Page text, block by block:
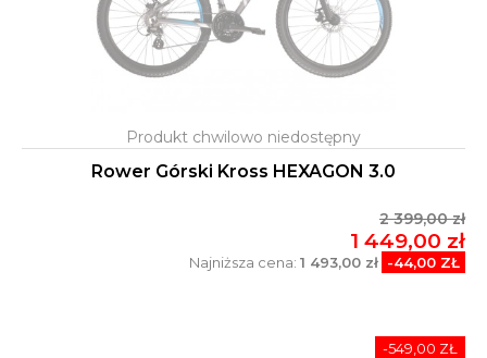
Rower Górski Kross HEXAGON 3.0
2 399,00 zł
1 449,00 zł
Najniższa cena: 1 493,00 zł -44,00 ZŁ
-549,00 ZŁ